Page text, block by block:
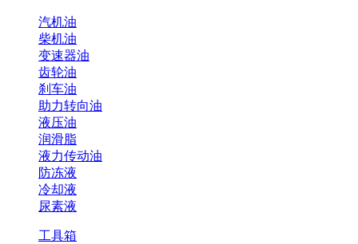
汽机油
柴机油
变速器油
齿轮油
刹车油
助力转向油
液压油
润滑脂
液力传动油
防冻液
冷却液
尿素液
工具箱